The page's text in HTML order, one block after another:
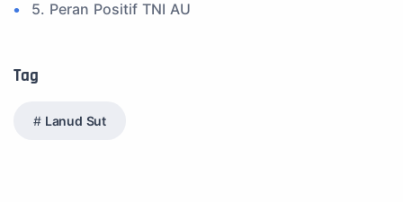
5. Peran Positif TNI AU
7. Spam Bukan Berita TNI
9. Tni au
Tag
Lanud Sut